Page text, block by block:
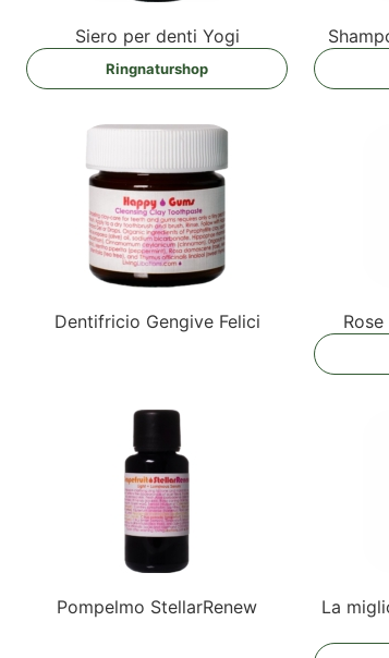
Sie­ro per den­ti Yogi
Ring­na­tur­shop
Den­ti­f­ri­cio Gen­gi­ve Felici
Pom­pel­mo StellarRenew
La